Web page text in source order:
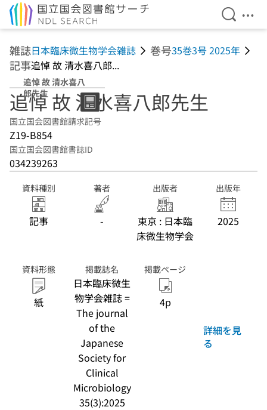
検索を
メ
雑誌日本臨床微生物学会雑誌 巻号35巻3号 2025年
記事追悼 故 清水喜八郎...
追悼 故 清水喜八
郎先生
追悼 故 清水喜八郎先生
国立国会図書館請求記号
Z19-B854
国立国会図書館書誌ID
034239263
資料種別
記事
著者
-
出版者
東京 : 日本臨
床微生物学会
出版年
2025
資料形態
紙
掲載誌名
日本臨床微生
物学会雑誌 =
The journal
of the
Japanese
Society for
Clinical
Microbiology
35(3):2025
掲載ページ
4p
詳細を見
る